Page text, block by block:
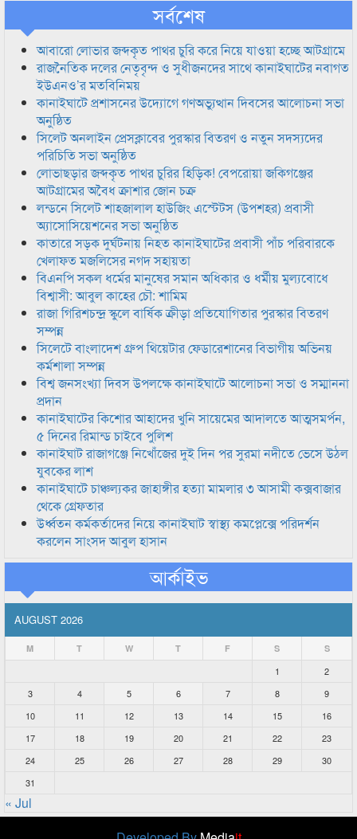
সর্বশেষ
আবারো লোভার জব্দকৃত পাথর চুরি করে নিয়ে যাওয়া হচ্ছে আটগ্রামে
রাজনৈতিক দলের নেতৃবৃন্দ ও সুধীজনদের সাথে কানাইঘাটের নবাগত
ইউএনও’র মতবিনিময়
কানাইঘাটে প্রশাসনের উদ্যোগে গণঅভ্যুত্থান দিবসের আলোচনা সভা
অনুষ্ঠিত
সিলেট অনলাইন প্রেসক্লাবের পুরস্কার বিতরণ ও নতুন সদস্যদের
পরিচিতি সভা অনুষ্ঠিত
লোভাছড়ার জব্দকৃত পাথর চুরির হিড়িক! বেপরোয়া জকিগঞ্জের
আটগ্রামের অবৈধ ক্রাশার জোন চক্র
লন্ডনে সিলেট শাহজালাল হাউজিং এস্টেটস (উপশহর) প্রবাসী
অ্যাসোসিয়েশনের সভা অনুষ্ঠিত
কাতারে সড়ক দুর্ঘটনায় নিহত কানাইঘাটের প্রবাসী পাঁচ পরিবারকে
খেলাফত মজলিসের নগদ সহায়তা
বিএনপি সকল ধর্মের মানুষের সমান অধিকার ও ধর্মীয় মুল্যবোধে
বিশ্বাসী: আবুল কাহের চৌ: শামিম
রাজা গিরিশচন্দ্র স্কুলে বার্ষিক ক্রীড়া প্রতিযোগিতার পুরস্কার বিতরণ
সম্পন্ন
সিলেটে বাংলাদেশ গ্রুপ থিয়েটার ফেডারেশানের বিভাগীয় অভিনয়
কর্মশালা সম্পন্ন
বিশ্ব জনসংখ্যা দিবস উপলক্ষে কানাইঘাটে আলোচনা সভা ও সম্মাননা
প্রদান
কানাইঘাটের কিশোর আহাদের খুনি সায়েমের আদালতে আত্মসমর্পন,
৫ দিনের রিমান্ড চাইবে পুলিশ
কানাইঘাট রাজাগঞ্জে নিখোঁজের দুই দিন পর সুরমা নদীতে ভেসে উঠল
যুবকের লাশ
কানাইঘাটে চাঞ্চল্যকর জাহাঙ্গীর হত্যা মামলার ৩ আসামী কক্সবাজার
থেকে গ্রেফতার
উর্ধ্বতন কর্মকর্তাদের নিয়ে কানাইঘাট স্বাস্থ্য কমপ্লেক্সে পরিদর্শন
করলেন সাংসদ আবুল হাসান
আর্কাইভ
AUGUST 2026
M T W T F S S
1
2
3
4 5 6 7 8
9
10
11 12 13 14 15
16
17
18 19 20 21 22
23
24
25 26 27 28 29
30
31
« Jul